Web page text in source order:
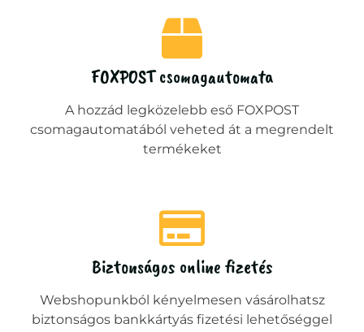
FOXPOST csomagautomata
A hozzád legközelebb eső FOXPOST
csomagautomatából veheted át a megrendelt
termékeket
Biztonságos online fizetés
Webshopunkból kényelmesen vásárolhatsz
biztonságos bankkártyás fizetési lehetőséggel